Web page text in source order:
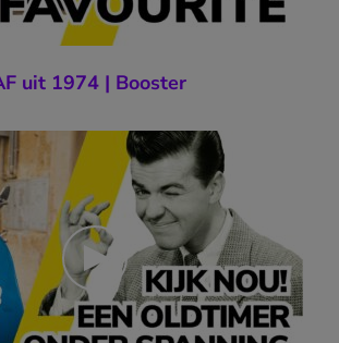
uit 1974 | Booster